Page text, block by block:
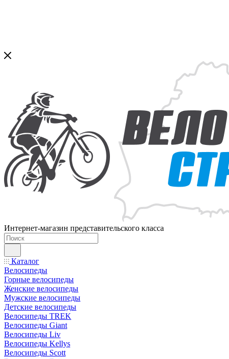
Интернет-магазин представительского класса
Каталог
Велосипеды
Горные велосипеды
Женские велосипеды
Мужские велосипеды
Детские велосипеды
Велосипеды TREK
Велосипеды Giant
Велосипеды Liv
Велосипеды Kellys
Велосипеды Scott